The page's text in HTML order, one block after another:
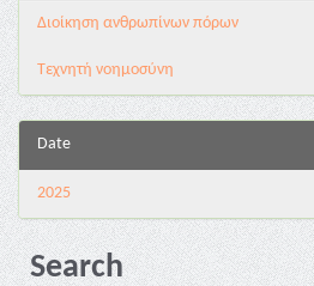
Διοίκηση ανθρωπίνων πόρων
Τεχνητή νοημοσύνη
Date
2025
Search